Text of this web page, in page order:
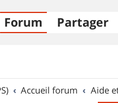
Forum Partager
Accueil forum Aide